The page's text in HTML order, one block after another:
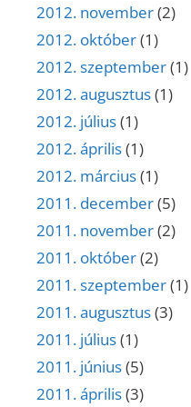
2012. november(2)
2012. október(1)
2012. szeptember(1)
2012. augusztus(1)
2012. július(1)
2012. április(1)
2012. március(1)
2011. december(5)
2011. november(2)
2011. október(2)
2011. szeptember(1)
2011. augusztus(3)
2011. július(1)
2011. június(5)
2011. április(3)